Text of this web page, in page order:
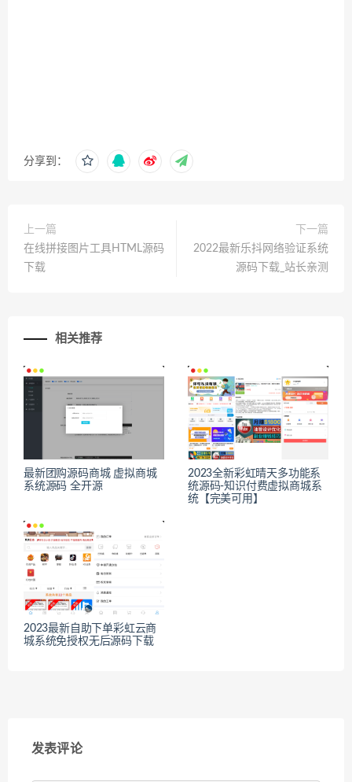
分享到：
上一篇
在线拼接图片工具HTML源码
下载
下一篇
2022最新乐抖网络验证系统
源码下载_站长亲测
相关推荐
最新团购源码商城 虚拟商城
系统源码 全开源
2023全新彩虹晴天多功能系
统源码-知识付费虚拟商城系
统【完美可用】
2023最新自助下单彩虹云商
城系统免授权无后源码下载
发表评论